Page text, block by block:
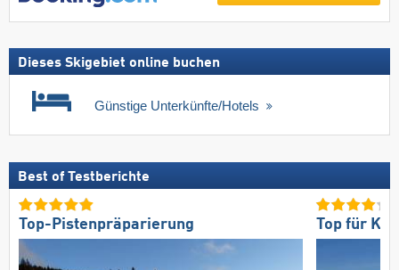
Dieses Skigebiet online buchen
Günstige Unterkünfte/Hotels
Best of Testberichte
Top-Pistenpräparierung Top für